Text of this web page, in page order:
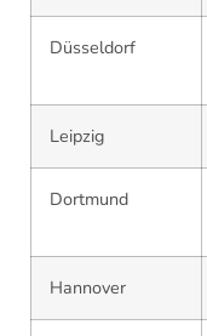
Düsseldorf
Leipzig
Dortmund
Hannover